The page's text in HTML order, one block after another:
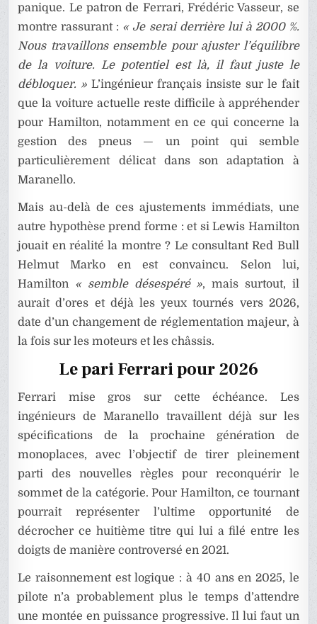
panique. Le patron de Ferrari, Frédéric Vasseur, se
montre rassurant : « Je serai derrière lui à 2000 %.
Nous travaillons ensemble pour ajuster l’équilibre
de la voiture. Le potentiel est là, il faut juste le
débloquer. »L’ingénieur français insiste sur le fait
que la voiture actuelle reste difficile à appréhender
pour Hamilton, notamment en ce qui concerne la
gestion des pneus — un point qui semble
particulièrement délicat dans son adaptation à
Maranello.
Mais au-delà de ces ajustements immédiats, une
autre hypothèse prend forme : et si Lewis Hamilton
jouait en réalité la montre ? Le consultant Red Bull
Helmut Marko en est convaincu. Selon lui,
Hamilton « semble désespéré », mais surtout, il
aurait d’ores et déjà les yeux tournés vers 2026,
date d’un changement de réglementation majeur, à
la fois sur les moteurs et les châssis.
Le pari Ferrari pour 2026
Ferrari mise gros sur cette échéance. Les
ingénieurs de Maranello travaillent déjà sur les
spécifications de la prochaine génération de
monoplaces, avec l’objectif de tirer pleinement
parti des nouvelles règles pour reconquérir le
sommet de la catégorie. Pour Hamilton, ce tournant
pourrait représenter l’ultime opportunité de
décrocher ce huitième titre qui lui a filé entre les
doigts de manière controversé en 2021.
Le raisonnement est logique : à 40 ans en 2025, le
pilote n’a probablement plus le temps d’attendre
une montée en puissance progressive. Il lui faut un